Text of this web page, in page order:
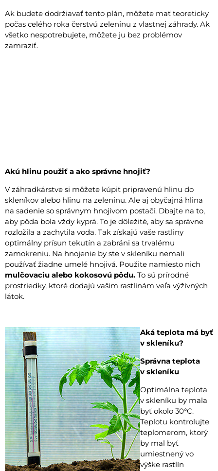
Ak budete dodržiavať tento plán, môžete mať teoreticky
počas celého roka čerstvú zeleninu z vlastnej záhrady. Ak
všetko nespotrebujete, môžete ju bez problémov
zamraziť.
Akú hlinu použiť a ako správne hnojiť?
V záhradkárstve si môžete kúpiť pripravenú hlinu do
skleníkov alebo hlinu na zeleninu. Ale aj obyčajná hlina
na sadenie so správnym hnojivom postačí. Dbajte na to,
aby pôda bola vždy kyprá. To je dôležité, aby sa správne
rozložila a zachytila voda. Tak získajú vaše rastliny
optimálny prísun tekutín a zabráni sa trvalému
zamokreniu. Na hnojenie by ste v skleníku nemali
používať žiadne umelé hnojivá. Použite namiesto nich
mulčovaciu alebo kokosovú pôdu. To sú prírodné
prostriedky, ktoré dodajú vašim rastlinám veľa výživných
látok.
Aká teplota má byť
v skleníku?
Správna teplota
v skleníku
Optimálna teplota
v skleníku by mala
byť okolo 30°C.
Teplotu kontrolujte
teplomerom, ktorý
by mal byť
umiestnený vo
výške rastlín